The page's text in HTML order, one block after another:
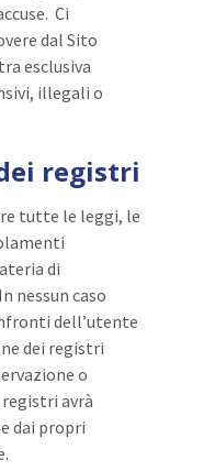
Ci
dal Sito
esclusiva
illegali o
registri
tutte le leggi, le
di
nessun caso
dell’utente
dei registri
o
avrà
dai propri